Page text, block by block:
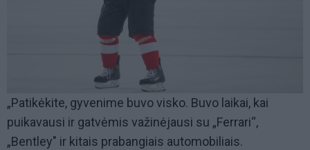
„Patikėkite, gyvenime buvo visko. Buvo laikai, kai
puikavausi ir gatvėmis važinėjausi su „Ferrari“,
„Bentley" ir kitais prabangiais automobiliais.